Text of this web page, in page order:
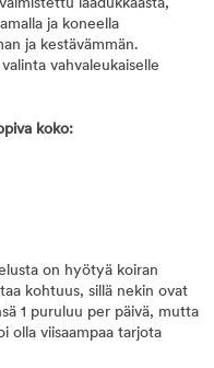
laadukkaasta,
ja koneella
ja kestävämmän.
vahvaleukaiselle
koko:
on hyötyä koiran
kohtuus, sillä nekin ovat
1 puruluu per päivä, mutta
olla viisaampaa tarjota